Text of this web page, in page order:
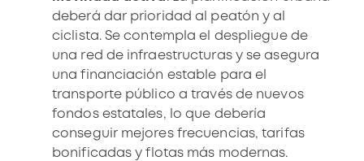
deberá dar prioridad al peatón y al
ciclista. Se contempla el despliegue de
una red de infraestructuras y se asegura
una financiación estable para el
transporte público a través de nuevos
fondos estatales, lo que debería
conseguir mejores frecuencias, tarifas
bonificadas yflotas más modernas.